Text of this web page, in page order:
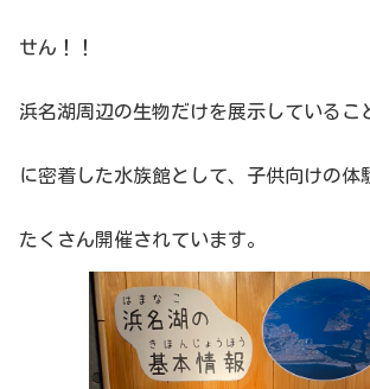
せん！！
浜名湖周辺の生物だけを展示しているこ
に密着した水族館として、子供向けの体
たくさん開催されています。